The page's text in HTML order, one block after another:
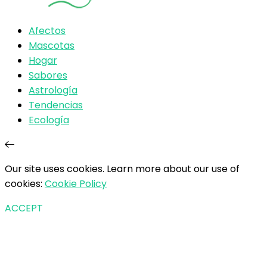
Afectos
Mascotas
Hogar
Sabores
Astrología
Tendencias
Ecología
Our site uses cookies. Learn more about our use of
cookies: Cookie Policy
ACCEPT